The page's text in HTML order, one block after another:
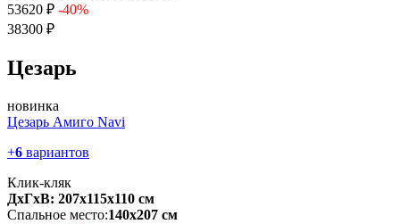
53620 ₽ -40%
38300 ₽
Цезарь
новинка
Цезарь Амиго Navi
+6 вариантов
Клик-кляк
ДхГхВ: 207х115x110 см
Спальное место:140х207 см